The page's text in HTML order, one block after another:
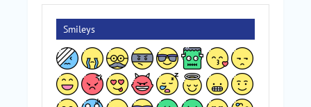
Smileys